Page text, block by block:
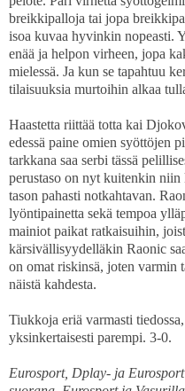
breikkipalloja tai jopa
isoa kuvaa hyvinkin nopeasti.
enää ja helpon virheen, jopa
mielessä. Ja kun se tapahtuu
tilaisuuksia murtoihin alkaa
Haastetta riittää totta kai
edessä paine omien syöttöjen
tarkkana saa serbi tässä
perustaso on nyt kuitenkin niin
tason pahasti notkahtavan.
lyöntipainetta sekä tempoa
mainiot paikat ratkaisuihin,
kärsivällisyydelläkin Raonic
on omat riskinsä, joten varmin
näistä kahdesta.
Tiukkoja eriä varmasti
yksinkertaisesti parempi. 3-0.
Eurosport, Dplay- ja